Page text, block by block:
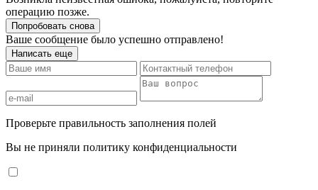
операцию позже.
Попробовать снова
Ваше сообщение было успешно отправлено!
Написать еще
Проверьте правильность заполнения полей
Вы не приняли политику конфиденциальности